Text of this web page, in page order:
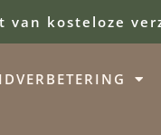
van kosteloze